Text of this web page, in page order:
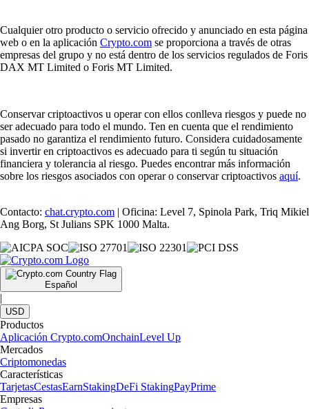
Cualquier otro producto o servicio ofrecido y anunciado en esta página
web o en la aplicación Crypto.com se proporciona a través de otras
empresas del grupo y no está dentro de los servicios regulados de Foris
DAX MT Limited o Foris MT Limited.
Conservar criptoactivos u operar con ellos conlleva riesgos y puede no
ser adecuado para todo el mundo. Ten en cuenta que el rendimiento
pasado no garantiza el rendimiento futuro. Considera cuidadosamente
si invertir en criptoactivos es adecuado para ti según tu situación
financiera y tolerancia al riesgo. Puedes encontrar más información
sobre los riesgos asociados con operar o conservar criptoactivos aquí.
Contacto: chat.crypto.com | Oficina: Level 7, Spinola Park, Triq Mikiel
Ang Borg, St Julians SPK 1000 Malta.
Español
|
USD
Productos
Aplicación Crypto.comOnchainLevel Up
Mercados
Criptomonedas
Características
TarjetasCestasEarnStakingDeFi StakingPayPrime
Empresas